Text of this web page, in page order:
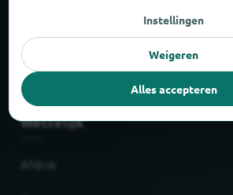
Feiten en cijfers
Partner
Wettelijk
Instellingen
Weigeren
Alles accepteren